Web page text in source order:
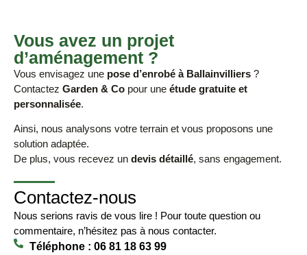
Vous avez un projet
d’aménagement ?
Vous envisagez une pose d’enrobé à Ballainvilliers ?
Contactez Garden & Co pour une étude gratuite et
personnalisée.
Ainsi, nous analysons votre terrain et vous proposons une
solution adaptée.
De plus, vous recevez un devis détaillé, sans engagement.
Contactez-nous
Nous serions ravis de vous lire ! Pour toute question ou
commentaire, n’hésitez pas à nous contacter.
Téléphone : 06 81 18 63 99